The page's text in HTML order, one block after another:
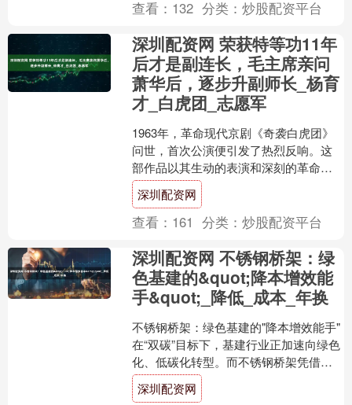
查看： 132 分类：炒股配资平台
深圳配资网 荣获特等功11年
后才是副连长，毛主席亲问
萧华后，逐步升副师长_杨育
才_白虎团_志愿军
1963年，革命现代京剧《奇袭白虎团》
问世，首次公演便引发了热烈反响。这
部作品以其生动的表演和深刻的革命主
题赢得了广大观众的赞誉。毛主席早就
想亲眼看看这部京剧，....
深圳配资网
查看： 161 分类：炒股配资平台
深圳配资网 不锈钢桥架：绿
色基建的&quot;降本增效能
手&quot;_降低_成本_年换
不锈钢桥架：绿色基建的"降本增效能手"
在“双碳”目标下，基建行业正加速向绿色
化、低碳化转型。而不锈钢桥架凭借其
长寿命、免维护、可回收等特性，成为
电力敷设领域的....
深圳配资网